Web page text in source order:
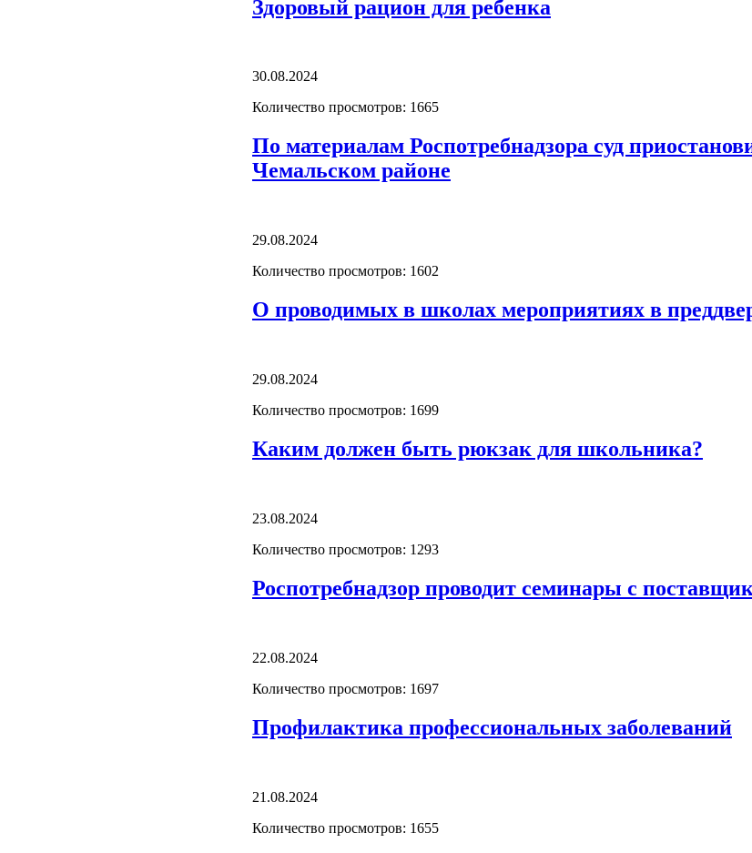
Здоровый рацион для ребенка
30.08.2024
Количество просмотров: 1665
По материалам Роспотребнадзора суд
Чемальском районе
29.08.2024
Количество просмотров: 1602
О проводимых в школах мероприятиях в
29.08.2024
Количество просмотров: 1699
Каким должен быть рюкзак для школьника?
23.08.2024
Количество просмотров: 1293
Роспотребнадзор проводит семинары с
22.08.2024
Количество просмотров: 1697
Профилактика профессиональных заболеваний
21.08.2024
Количество просмотров: 1655